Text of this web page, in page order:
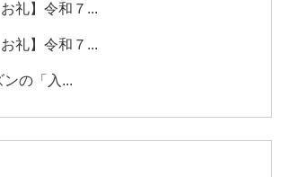
礼】令和７...
礼】令和７...
の「入...